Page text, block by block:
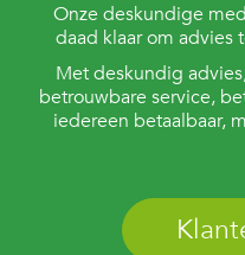
Onze deskundige
daad klaar om advies
Met deskundig
betrouwbare service,
iedereen betaalbaar,